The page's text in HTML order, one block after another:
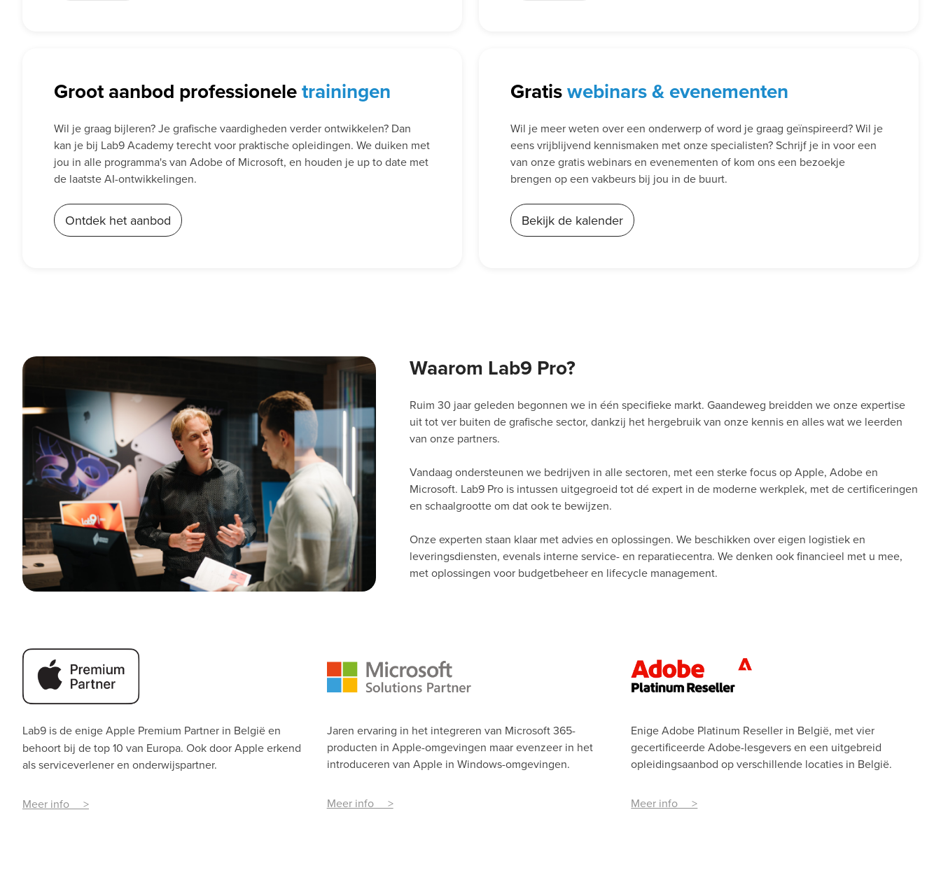
Groot aanbod professioneletrainingen
Wil je graag bijleren? Je grafische vaardigheden verder ontwikkelen? Dan
kan je bij Lab9 Academy terecht voor praktische opleidingen. We duiken met
jou in alle programma's van Adobe of Microsoft, en houden je up to date met
de laatste AI-ontwikkelingen.
Ontdek het aanbod
Gratiswebinars & evenementen
Wil je meer weten over een onderwerp of word je graag geïnspireerd? Wil je
eens vrijblijvend kennismaken met onze specialisten? Schrijf je in voor een
van onze gratis webinars en evenementen of kom ons een bezoekje
brengen op een vakbeurs bij jou in de buurt.
Bekijk de kalender
Waarom Lab9 Pro?
Ruim 30 jaar geleden begonnen we in één specifieke markt. Gaandeweg breidden we onze expertise
uit tot ver buiten de grafische sector, dankzij het hergebruik van onze kennis en alles wat we leerden
van onze partners.
Vandaag ondersteunen we bedrijven in alle sectoren, met een sterke focus op Apple, Adobe en
Microsoft. Lab9 Pro is intussen uitgegroeid tot dé expert in de moderne werkplek, met de certificeringen
en schaalgrootte om dat ook te bewijzen.
Onze experten staan klaar met advies en oplossingen. We beschikken over eigen logistiek en
leveringsdiensten, evenals interne service- en reparatiecentra. We denken ook financieel met u mee,
met oplossingen voor budgetbeheer en lifecycle management.
Lab9 is de enige Apple Premium Partner in België en
behoort bij de top 10 van Europa. Ook door Apple erkend
als serviceverlener en onderwijspartner.
Meer info >
Jaren ervaring in het integreren van Microsoft 365-
producten in Apple-omgevingen maar evenzeer in het
introduceren van Apple in Windows-omgevingen.
Meer info >
Enige Adobe Platinum Reseller in België, met vier
gecertificeerde Adobe-lesgevers en een uitgebreid
opleidingsaanbod op verschillende locaties in België.
Meer info >